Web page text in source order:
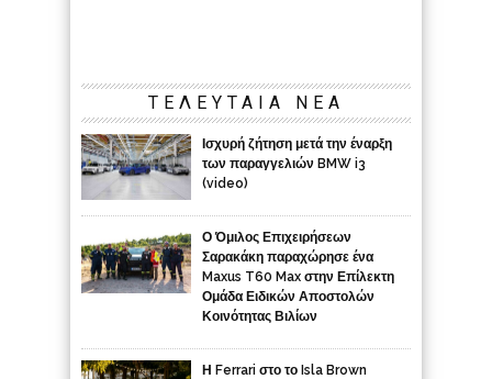
ΤΕΛΕΥΤΑΙΑ ΝΕΑ
Ισχυρή ζήτηση μετά την έναρξη
των παραγγελιών BMW i3
(video)
Ο Όμιλος Επιχειρήσεων
Σαρακάκη παραχώρησε ένα
Maxus T60 Max στην Επίλεκτη
Ομάδα Ειδικών Αποστολών
Κοινότητας Βιλίων
Η Ferrari στο το Isla Brown